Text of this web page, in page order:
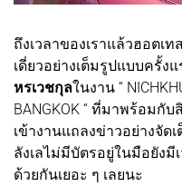
ถึงเวลาของเราแล้วฮอตเ
เดี่ยวอย่างเต็มรูปแบบครั้ง
หรเวชกุลในงาน “
BANGKOK “ ที่มาพร้อมกั
เข้างานแถลงข่าวอย่างจั
ลังเลไม่มีบัตรอยู่ในมือยัง
ด้วยกันเยอะ ๆ เลยนะ